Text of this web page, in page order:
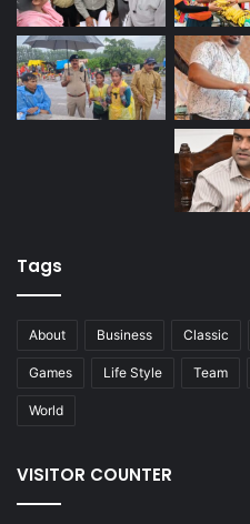
Tags
About Business Classic
Games Life Style Team
World
VISITOR COUNTER